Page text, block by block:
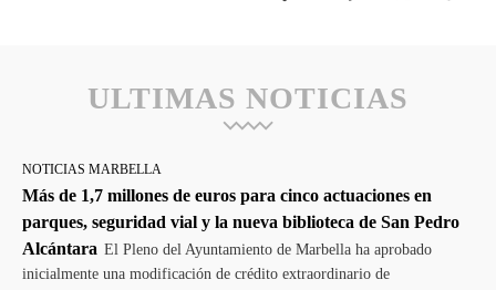
ULTIMAS NOTICIAS
NOTICIAS MARBELLA
Más de 1,7 millones de euros para cinco actuaciones en
parques, seguridad vial y la nueva biblioteca de San Pedro
Alcántara El Pleno del Ayuntamiento de Marbella ha aprobado
inicialmente una modificación de crédito extraordinario de